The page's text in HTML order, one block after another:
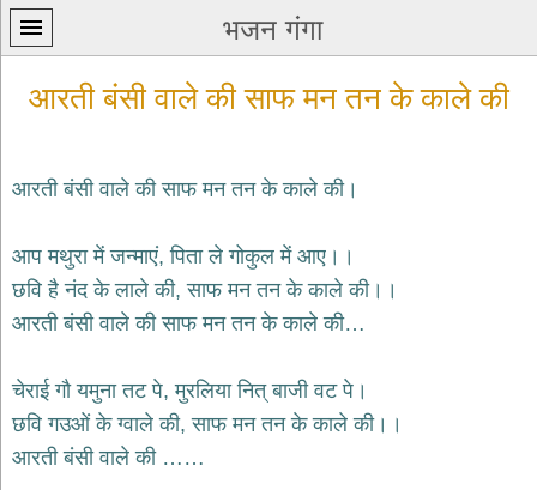
भजन गंगा
पन्ना
home
कृष्ण
bhajans
शिव
भजन
आरती बंसी वाले की साफ मन तन के काले की
आरती बंसी वाले की साफ मन तन के काले की।
आप मथुरा में जन्माएं, पिता ले गोकुल में आए।।
छवि है नंद के लाले की, साफ मन तन के काले की।।
आरती बंसी वाले की साफ मन तन के काले की…
चेराई गौ यमुना तट पे, मुरलिया नित् बाजी वट पे।
छवि गउओं के ग्वाले की, साफ मन तन के काले की।।
आरती बंसी वाले की ……